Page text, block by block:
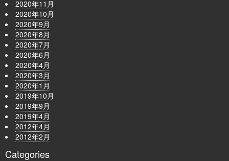
2020年11月
2020年10月
2020年9月
2020年8月
2020年7月
2020年6月
2020年4月
2020年3月
2020年1月
2019年10月
2019年9月
2019年4月
2012年4月
2012年2月
Categories